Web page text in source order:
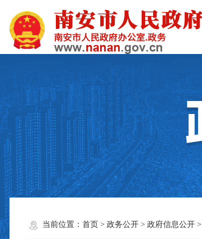
当前位置： 首页> 政务公开> 政府信息公开>